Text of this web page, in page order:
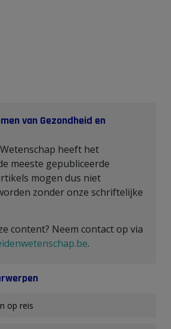
van Gezondheid en
heeft het
meeste gepubliceerde
mogen dus niet
zonder onze schriftelijke
content? Neem contact op via
.
op reis